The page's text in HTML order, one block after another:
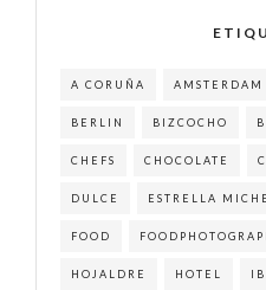
A CORUÑA AMSTERDAM
BERLIN BIZCOCHO
CHEFS CHOCOLATE
DULCE ESTRELLA
FOOD
HOJALDRE HOTEL